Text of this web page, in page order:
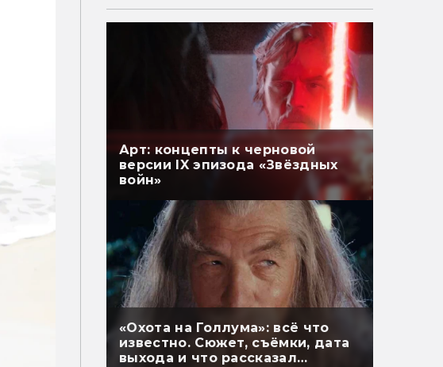
Арт: концепты к черновой
версии IX эпизода «Звёздных
войн»
«Охота на Голлума»: всё что
известно. Сюжет, съёмки, дата
выхода и что рассказал